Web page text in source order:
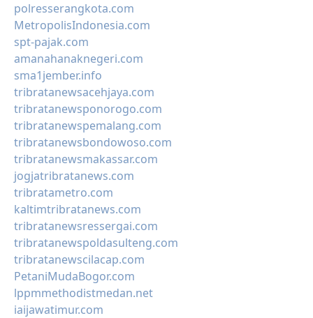
polresserangkota.com
MetropolisIndonesia.com
spt-pajak.com
amanahanaknegeri.com
sma1jember.info
tribratanewsacehjaya.com
tribratanewsponorogo.com
tribratanewspemalang.com
tribratanewsbondowoso.com
tribratanewsmakassar.com
jogjatribratanews.com
tribratametro.com
kaltimtribratanews.com
tribratanewsressergai.com
tribratanewspoldasulteng.com
tribratanewscilacap.com
PetaniMudaBogor.com
lppmmethodistmedan.net
iaijawatimur.com